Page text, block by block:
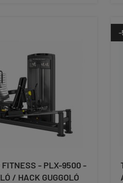
FITNESS - PLX-9500 -
/ HACK GUGGOLÓ
-